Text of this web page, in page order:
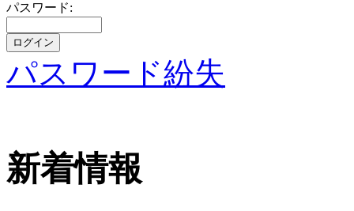
パスワード:
パスワード紛失
新着情報